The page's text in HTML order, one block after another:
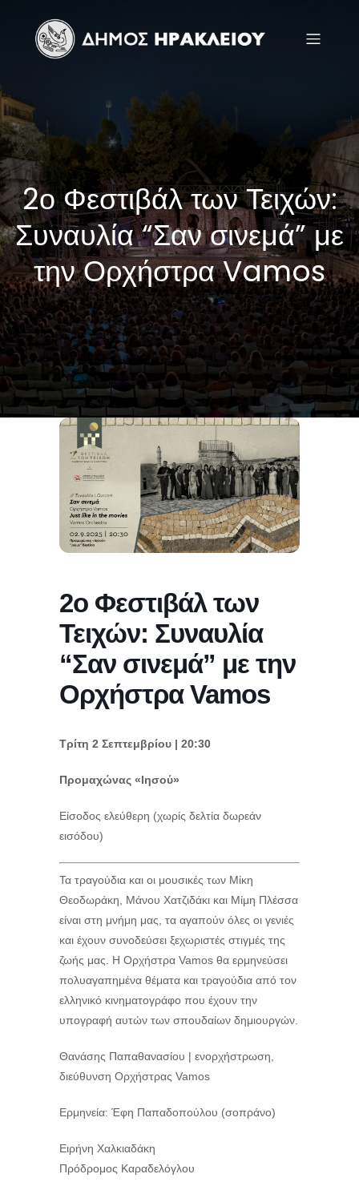
2ο Φεστιβάλ των Τειχών:
Συναυλία “Σαν σινεμά” με
την Ορχήστρα Vamos
2ο Φεστιβάλ των
Τειχών: Συναυλία
“Σαν σινεμά” με την
Ορχήστρα Vamos
Τρίτη 2 Σεπτεμβρίου | 20:30
Προμαχώνας «Ιησού»
Είσοδος ελεύθερη (χωρίς δελτία δωρεάν
εισόδου)
Τα τραγούδια και οι μουσικές των Μίκη
Θεοδωράκη, Μάνου Χατζιδάκι και Μίμη Πλέσσα
είναι στη μνήμη μας, τα αγαπούν όλες οι γενιές
και έχουν συνοδεύσει ξεχωριστές στιγμές της
ζωής μας. Η Ορχήστρα Vamos θα ερμηνεύσει
πολυαγαπημένα θέματα και τραγούδια από τον
ελληνικό κινηματογράφο που έχουν την
υπογραφή αυτών των σπουδαίων δημιουργών.
Θανάσης Παπαθανασίου | ενορχήστρωση,
διεύθυνση Ορχήστρας Vamos
Ερμηνεία: Έφη Παπαδοπούλου (σοπράνο)
Ειρήνη Χαλκιαδάκη
Πρόδρομος Καραδελόγλου